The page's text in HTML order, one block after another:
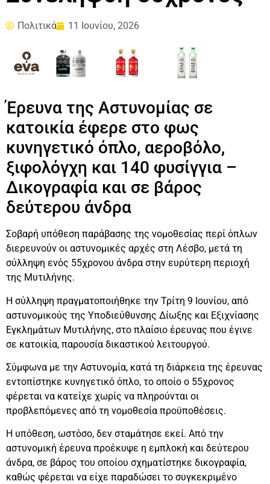
Πολιτικά 11 Ιουνίου, 2026
Έρευνα της Αστυνομίας σε
κατοικία έφερε στο φως
κυνηγετικό όπλο, αεροβόλο,
ξιφολόγχη και 140 φυσίγγια –
Δικογραφία και σε βάρος
δεύτερου άνδρα
Σοβαρή υπόθεση παράβασης της νομοθεσίας περί όπλων
διερευνούν οι αστυνομικές αρχές στη Λέσβο, μετά τη
σύλληψη ενός 55χρονου άνδρα στην ευρύτερη περιοχή
της Μυτιλήνης.
Η σύλληψη πραγματοποιήθηκε την Τρίτη 9 Ιουνίου, από
αστυνομικούς της Υποδιεύθυνσης Δίωξης και Εξιχνίασης
Εγκλημάτων Μυτιλήνης, στο πλαίσιο έρευνας που έγινε
σε κατοικία, παρουσία δικαστικού λειτουργού.
Σύμφωνα με την Αστυνομία, κατά τη διάρκεια της έρευνας
εντοπίστηκε κυνηγετικό όπλο, το οποίο ο 55χρονος
φέρεται να κατείχε χωρίς να πληρούνται οι
προβλεπόμενες από τη νομοθεσία προϋποθέσεις.
Η υπόθεση, ωστόσο, δεν σταμάτησε εκεί. Από την
αστυνομική έρευνα προέκυψε η εμπλοκή και δεύτερου
άνδρα, σε βάρος του οποίου σχηματίστηκε δικογραφία,
καθώς φέρεται να είχε παραδώσει το συγκεκριμένο